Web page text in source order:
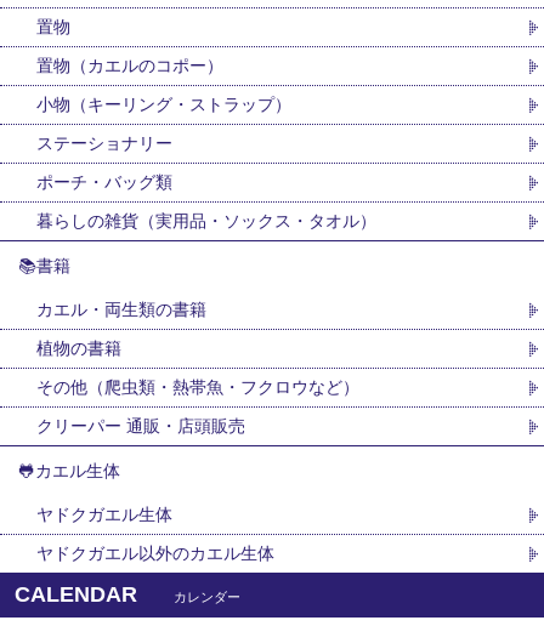
置物
置物（カエルのコポー）
小物（キーリング・ストラップ）
ステーショナリー
ポーチ・バッグ類
暮らしの雑貨（実用品・ソックス・タオル）
📚書籍
カエル・両生類の書籍
植物の書籍
その他（爬虫類・熱帯魚・フクロウなど）
クリーパー 通販・店頭販売
🐸カエル生体
ヤドクガエル生体
ヤドクガエル以外のカエル生体
CALENDAR カレンダー